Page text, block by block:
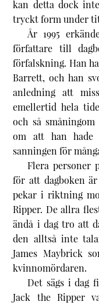
kan detta dock
tryckt form under
År 1995
författare till
förfalskning. Han
Barrett, och han
anledning att
emellertid hela
och så
om att han hade
sanningen för
Flera personer
för att dagboken
pekar i riktning
Ripper. De allra
ändå i dag tro att
den alltså inte
James Maybrick
kvinnomördaren.
Det sägs i dag
Jack the Ripper